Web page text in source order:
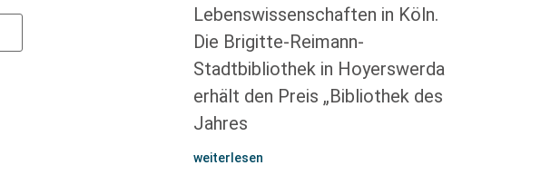
Lebenswissenschaften in Köln.
Die Brigitte-Reimann-
Stadtbibliothek in Hoyerswerda
erhält den Preis „Bibliothek des
Jahres
weiterlesen